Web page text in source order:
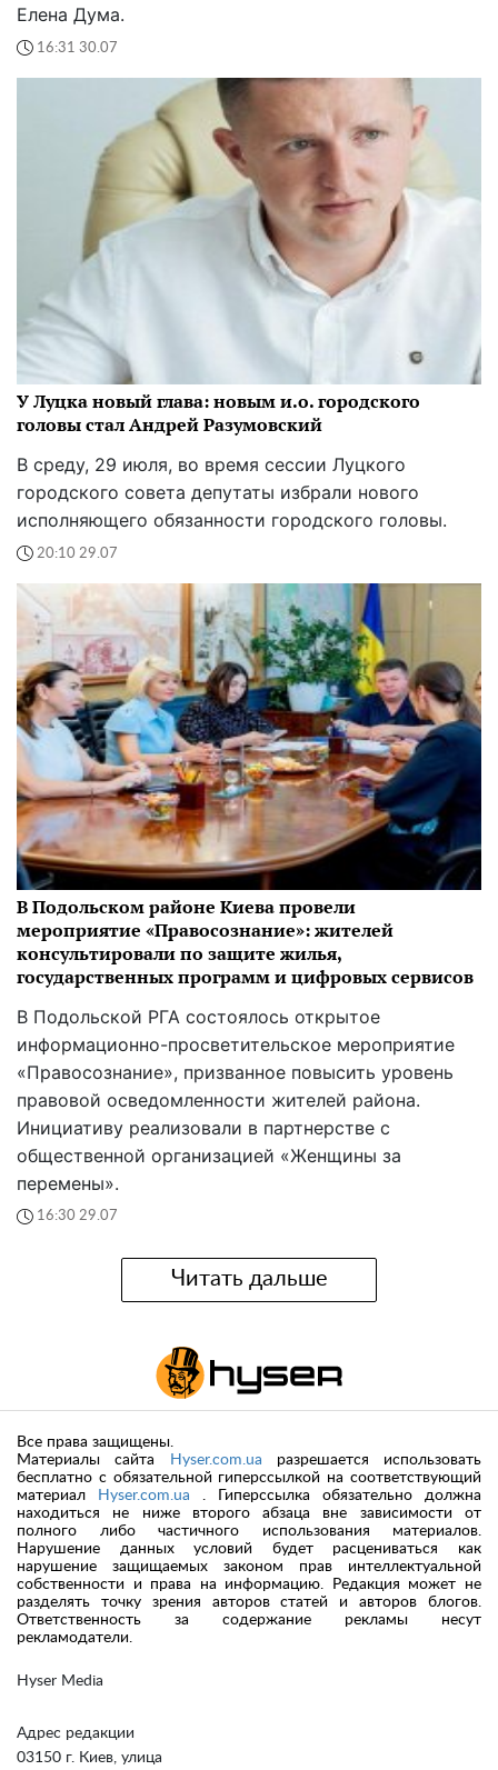
Елена Дума.
16:31 30.07
У Луцка новый глава: новым и.о. городского
головы стал Андрей Разумовский
В среду, 29 июля, во время сессии Луцкого
городского совета депутаты избрали нового
исполняющего обязанности городского головы.
20:10 29.07
В Подольском районе Киева провели
мероприятие «Правосознание»: жителей
консультировали по защите жилья,
государственных программ и цифровых сервисов
В Подольской РГА состоялось открытое
информационно-просветительское мероприятие
«Правосознание», призванное повысить уровень
правовой осведомленности жителей района.
Инициативу реализовали в партнерстве с
общественной организацией «Женщины за
перемены».
16:30 29.07
Читать дальше
Hyser Media
Адрес редакции
03150 г. Киев, улица
Все права защищены.
Материалы сайта
Hyser.com.ua разрешается использовать
бесплатно с обязательной гиперссылкой на соответствующий
материал
Hyser.com.ua . Гиперссылка обязательно должна
находиться не ниже второго абзаца вне зависимости от
полного либо частичного использования материалов.
Нарушение данных условий будет расцениваться как
нарушение защищаемых законом прав интеллектуальной
собственности и права на информацию. Редакция может не
разделять точку зрения авторов статей и авторов блогов.
Ответственность за содержание рекламы несут
рекламодатели.